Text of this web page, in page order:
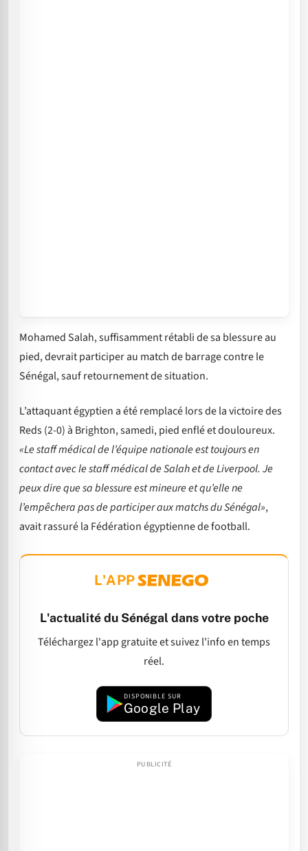
Mohamed Salah, suffisamment rétabli de sa blessure au
pied, devrait participer au match de barrage contre le
Sénégal, sauf retournement de situation.
L’attaquant égyptien a été remplacé lors de la victoire des
Reds (2-0) à Brighton, samedi, pied enflé et douloureux.
«Le staff médical de l’équipe nationale est toujours en
contact avec le staff médical de Salah et de Liverpool. Je
peux dire que sa blessure est mineure et qu’elle ne
l’empêchera pas de participer aux matchs du Sénégal»,
avait rassuré la Fédération égyptienne de football.
L'APP
L'actualité du Sénégal dans votre poche
Téléchargez l'app gratuite et suivez l'info en temps
réel.
DISPONIBLE SUR
Google Play